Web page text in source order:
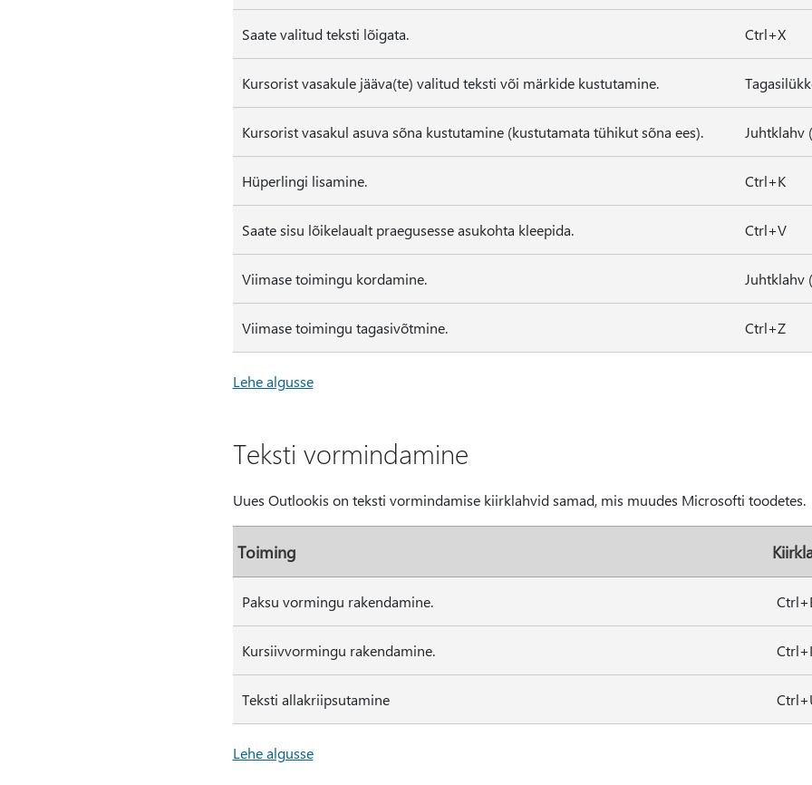
Saate valitud teksti lõigata. Ctrl+X
Kursorist vasakule jääva(te) valitud teksti või märkide kustutamine.
Kursorist vasakul asuva sõna kustutamine (kustutamata tühikut sõna ees). Juhtklahv
Hüperlingi lisamine. Ctrl+K
Saate sisu lõikelaualt praegusesse asukohta kleepida. Ctrl+V
Viimase toimingu kordamine. Juhtklahv
Viimase toimingu tagasivõtmine. Ctrl+Z
Lehe algusse
Teksti vormindamine
Uues Outlookis on teksti vormindamise kiirklahvid samad, mis muudes Microsofti toodetes.
Toiming
Paksu vormingu rakendamine.
Kursiivvormingu rakendamine. Ctrl+I
Teksti allakriipsutamine
Lehe algusse